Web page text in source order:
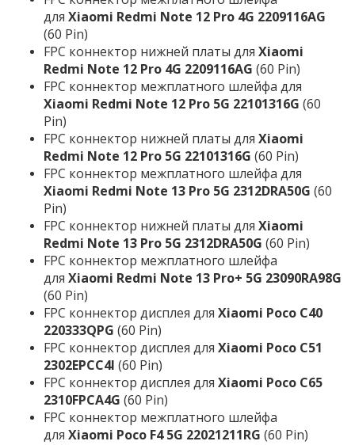
для Xiaomi Redmi Note 12 Pro 4G 2209116AG
(60 Pin)
FPC коннектор нижней платы для Xiaomi
Redmi Note 12 Pro 4G 2209116AG (60 Pin)
FPC коннектор межплатного шлейфа для
Xiaomi Redmi Note 12 Pro 5G 22101316G (60
Pin)
FPC коннектор нижней платы для Xiaomi
Redmi Note 12 Pro 5G 22101316G (60 Pin)
FPC коннектор межплатного шлейфа для
Xiaomi Redmi Note 13 Pro 5G 2312DRA50G (60
Pin)
FPC коннектор нижней платы для Xiaomi
Redmi Note 13 Pro 5G 2312DRA50G (60 Pin)
FPC коннектор межплатного шлейфа
для Xiaomi Redmi Note 13 Pro+ 5G 23090RA98G
(60 Pin)
FPC коннектор дисплея для Xiaomi Poco C40
220333QPG (60 Pin)
FPC коннектор дисплея для Xiaomi Poco C51
2302EPCC4I (60 Pin)
FPC коннектор дисплея для Xiaomi Poco C65
2310FPCA4G (60 Pin)
FPC коннектор межплатного шлейфа
для Xiaomi Poco F4 5G 22021211RG (60 Pin)